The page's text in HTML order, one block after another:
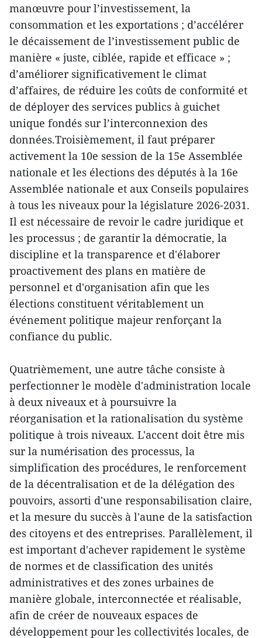
manœuvre pour l’investissement, la
consommation et les exportations ; d’accélérer
le décaissement de l’investissement public de
manière « juste, ciblée, rapide et efficace » ;
d’améliorer significativement le climat
d’affaires, de réduire les coûts de conformité et
de déployer des services publics à guichet
unique fondés sur l’interconnexion des
données.Troisièmement, il faut préparer
activement la 10e session de la 15e Assemblée
nationale et les élections des députés à la 16e
Assemblée nationale et aux Conseils populaires
à tous les niveaux pour la législature 2026-2031.
Il est nécessaire de revoir le cadre juridique et
les processus ; de garantir la démocratie, la
discipline et la transparence et d'élaborer
proactivement des plans en matière de
personnel et d'organisation afin que les
élections constituent véritablement un
événement politique majeur renforçant la
confiance du public.
Quatrièmement, une autre tâche consiste à
perfectionner le modèle d'administration locale
à deux niveaux et à poursuivre la
réorganisation et la rationalisation du système
politique à trois niveaux. L'accent doit être mis
sur la numérisation des processus, la
simplification des procédures, le renforcement
de la décentralisation et de la délégation des
pouvoirs, assorti d'une responsabilisation claire,
et la mesure du succès à l'aune de la satisfaction
des citoyens et des entreprises. Parallèlement, il
est important d'achever rapidement le système
de normes et de classification des unités
administratives et des zones urbaines de
manière globale, interconnectée et réalisable,
afin de créer de nouveaux espaces de
développement pour les collectivités locales, de